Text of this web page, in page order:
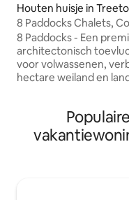
Houten huisje in
8 Paddocks Chalets,
8 Paddocks - Een
architectonisch
voor volwassenen,
hectare weiland en
de buurt van
een intiem
dagelijkse leven,